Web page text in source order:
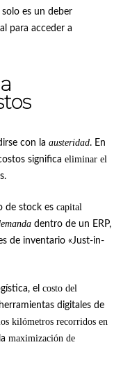
es un deber
para acceder a
con la austeridad. En
significa eliminar el
de stock es capital
dentro de un ERP,
de inventario «Just-in-
el costo del
digitales de
kilómetros recorridos en
maximización de